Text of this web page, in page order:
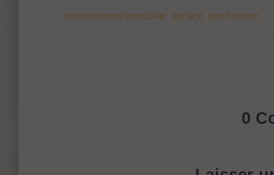
investissement immobilier
surface taxe foncière
0